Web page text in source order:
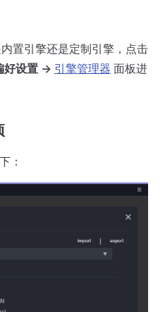
置引擎还是定制引擎，点击
好设置 -> 引擎管理器 面板进
：